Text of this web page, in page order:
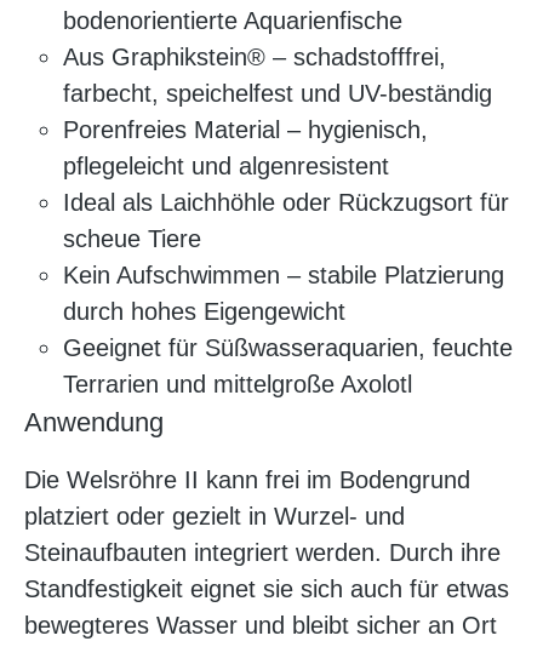
bodenorientierte Aquarienfische
Aus Graphikstein® – schadstofffrei,
farbecht, speichelfest und UV-beständig
Porenfreies Material – hygienisch,
pflegeleicht und algenresistent
Ideal als Laichhöhle oder Rückzugsort für
scheue Tiere
Kein Aufschwimmen – stabile Platzierung
durch hohes Eigengewicht
Geeignet für Süßwasseraquarien, feuchte
Terrarien und mittelgroße Axolotl
Anwendung
Die Welsröhre II kann frei im Bodengrund
platziert oder gezielt in Wurzel- und
Steinaufbauten integriert werden. Durch ihre
Standfestigkeit eignet sie sich auch für etwas
bewegteres Wasser und bleibt sicher an Ort